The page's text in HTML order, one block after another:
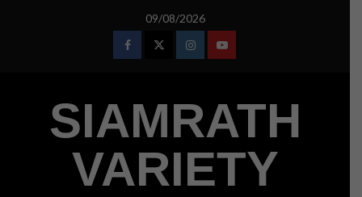
09/08/2026
FacebookTwitterInstagramYoutube
SIAMRATH
VARIETY